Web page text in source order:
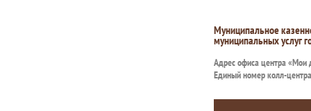
Муниципальное
муниципальных услуг
Адрес офиса центра «Мои
Единый номер колл-